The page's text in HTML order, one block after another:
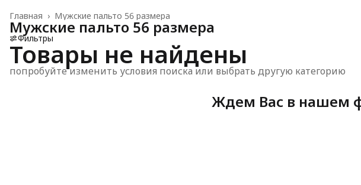
Мужские пальто 56 размера
Главная ›
Мужские пальто 56 размера
Фильтры
Товары не найдены
попробуйте изменить условия поиска или выбрать другую категорию
Ждем Вас в нашем